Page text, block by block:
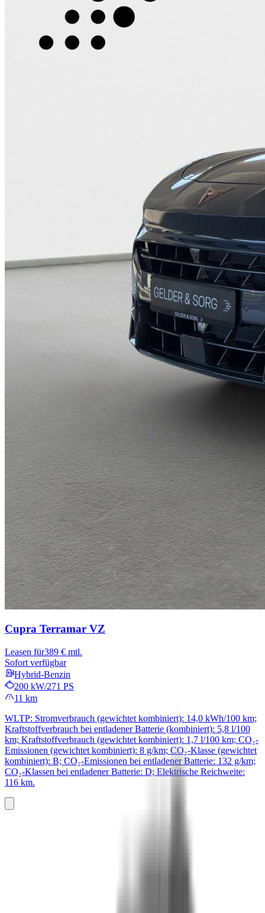
Cupra Terramar VZ
Leasen für389 € mtl.
Sofort verfügbar
Hybrid-Benzin
200 kW/271 PS
11 km
WLTP: Stromverbrauch (gewichtet kombiniert): 14,0 kWh/100 km;
Kraftstoffverbrauch bei entladener Batterie (kombiniert): 5,8 l/100
km; Kraftstoffverbrauch (gewichtet kombiniert): 1,7 l/100 km; CO₂-
Emissionen (gewichtet kombiniert): 8 g/km; CO₂-Klasse (gewichtet
kombiniert): B; CO₂-Emissionen bei entladener Batterie: 132 g/km;
CO₂-Klassen bei entladener Batterie: D; Elektrische Reichweite:
116 km.